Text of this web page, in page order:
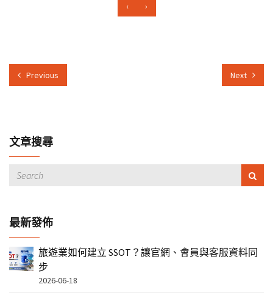
‹ ›
Previous Next
文章搜尋
最新發佈
旅遊業如何建立 SSOT？讓官網、會員與客服資料同
步
2026-06-18